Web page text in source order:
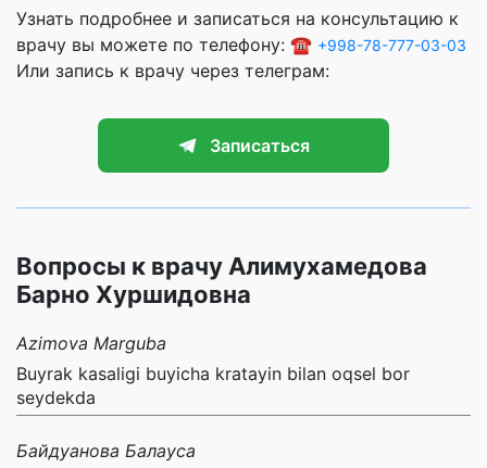
Узнать подробнее и записаться на консультацию к
врачу вы можете по телефону: ☎️ +998-78-777-03-03
Или запись к врачу через телеграм:
Записаться
Вопросы к врачу Алимухамедова
Барно Хуршидовна
Azimova Marguba
Buyrak kasaligi buyicha kratayin bilan oqsel bor
seydekda
Байдуанова Балауса